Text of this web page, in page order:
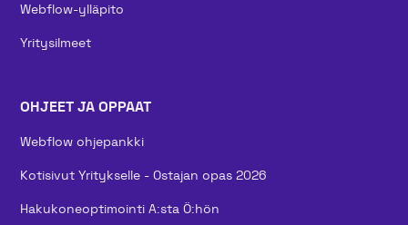
Webflow-ylläpito
Yritysilmeet
OHJEET JA OPPAAT
Webflow ohjepankki
Kotisivut Yritykselle - Ostajan opas 2026
Hakukoneoptimointi A:sta Ö:hön